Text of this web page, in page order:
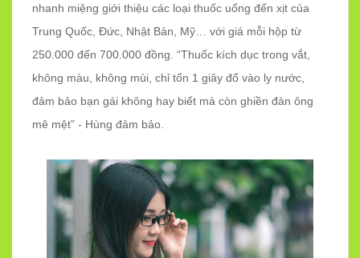
nhanh miệng giới thiệu các loại thuốc uống đến xịt của
Trung Quốc, Đức, Nhật Bản, Mỹ… với giá mỗi hộp từ
250.000 đến 700.000 đồng. “Thuốc kích dục trong vắt,
không màu, không mùi, chỉ tốn 1 giây đổ vào ly nước,
đảm bảo bạn gái không hay biết mà còn ghiền đàn ông
mê mệt” - Hùng đảm bảo.